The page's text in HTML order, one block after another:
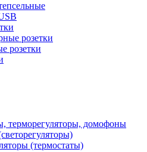
розетки
розетки
терморегуляторы, домофоны
(термостаты)